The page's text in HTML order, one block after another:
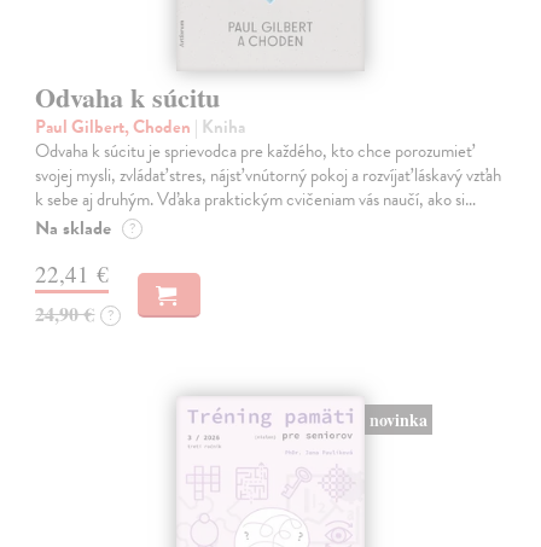
Odvaha k súcitu
Paul Gilbert, Choden | Kniha
Odvaha k súcitu je sprievodca pre každého, kto chce porozumieť
svojej mysli, zvládať stres, nájsť vnútorný pokoj a rozvíjať láskavý vzťah
k sebe aj druhým. Vďaka praktickým cvičeniam vás naučí, ako si…
Na sklade ?
22,41 €
24,90 € ?
novinka